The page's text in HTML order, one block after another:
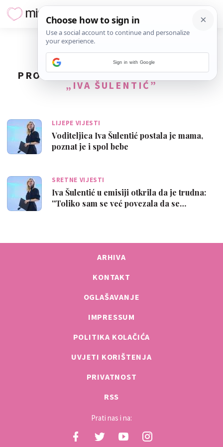
PRONAĐENO2REZULTATA ZA TAG
„IVA ŠULENTIĆ”
LIJEPE VIJESTI
Voditeljica Iva Šulentić postala je mama,
poznat je i spol bebe
SRETNE VIJESTI
Iva Šulentić u emisiji otkrila da je trudna:
''Toliko sam se već povezala da se…
ARHIVA
KONTAKT
OGLAŠAVANJE
IMPRESSUM
POLITIKA KOLAČIĆA
UVJETI KORIŠTENJA
PRIVATNOST
RSS
Prati nas i na:
Sign in with Google